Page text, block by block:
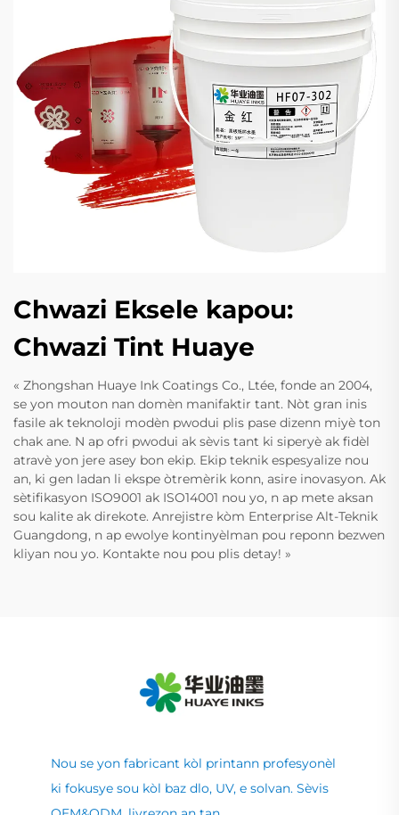
Chwazi Eksele kapou:
Chwazi Tint Huaye
« Zhongshan Huaye Ink Coatings Co., Ltée, fonde an 2004,
se yon mouton nan domèn manifaktir tant. Nòt gran inis
fasile ak teknoloji modèn pwodui plis pase dizenn miyè ton
chak ane. N ap ofri pwodui ak sèvis tant ki siperyè ak fidèl
atravè yon jere asey bon ekip. Ekip teknik espesyalize nou
an, ki gen ladan li ekspe òtremèrik konn, asire inovasyon. Ak
sètifikasyon ISO9001 ak ISO14001 nou yo, n ap mete aksan
sou kalite ak direkote. Anrejistre kòm Enterprise Alt-Teknik
Guangdong, n ap ewolye kontinyèlman pou reponn bezwen
kliyan nou yo. Kontakte nou pou plis detay! »
Nou se yon fabricant kòl printann profesyonèl
ki fokusye sou kòl baz dlo, UV, e solvan. Sèvis